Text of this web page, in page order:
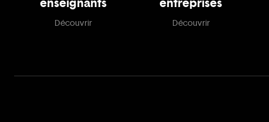
Découvrir Découvrir